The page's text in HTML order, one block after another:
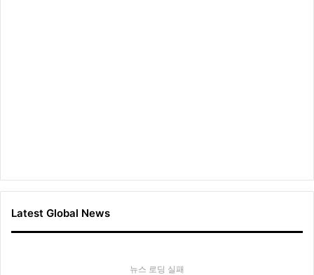
Latest Global News
뉴스 로딩 실패